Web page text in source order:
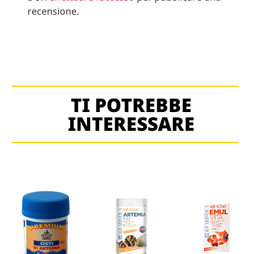
recensione.
TI POTREBBE
INTERESSARE